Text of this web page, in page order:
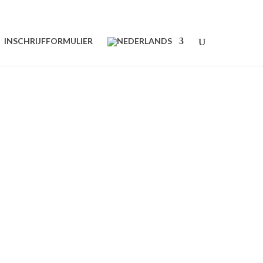
INSCHRIJFFORMULIER